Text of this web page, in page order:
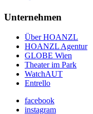
Unternehmen
Über HOANZL
HOANZL Agentur
GLOBE Wien
Theater im Park
WatchAUT
Entrello
facebook
instagram